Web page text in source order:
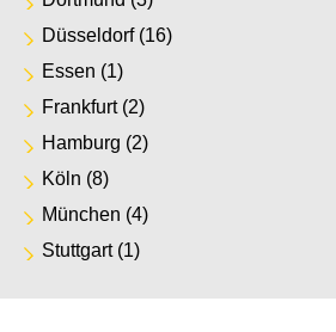
Düsseldorf(16)
Essen (1)
Frankfurt(2)
Hamburg (2)
Köln (8)
München (4)
Stuttgart(1)